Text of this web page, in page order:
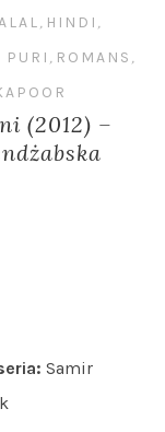
, HINDI ,
PURI , ROMANS ,
(2012) –
Samir